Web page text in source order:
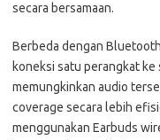
secara bersamaan.
Berbeda dengan
koneksi satu perangkat
memungkinkan audio
coverage secara lebih
menggunakan Earbuds